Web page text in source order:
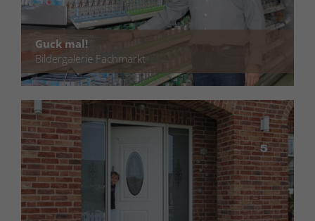
Guck mal!
Bildergalerie Fachmarkt